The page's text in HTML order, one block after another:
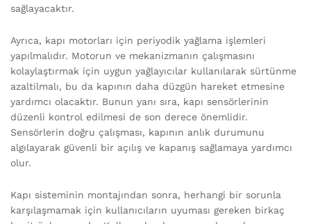
sağlayacaktır.
Ayrıca, kapı motorları için periyodik yağlama işlemleri
yapılmalıdır. Motorun ve mekanizmanın çalışmasını
kolaylaştırmak için uygun yağlayıcılar kullanılarak sürtünme
azaltilmalı, bu da kapının daha düzgün hareket etmesine
yardımcı olacaktır. Bunun yanı sıra, kapı sensörlerinin
düzenli kontrol edilmesi de son derece önemlidir.
Sensörlerin doğru çalışması, kapının anlık durumunu
algılayarak güvenli bir açılış ve kapanış sağlamaya yardımcı
olur.
Kapı sisteminin montajından sonra, herhangi bir sorunla
karşılaşmamak için kullanıcıların uyuması gereken birkaç